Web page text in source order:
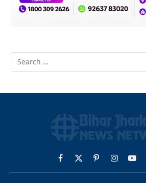
Facebook
X
(Twitter)
Pinterest